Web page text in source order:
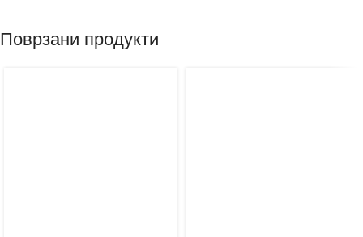
Поврзани продукти